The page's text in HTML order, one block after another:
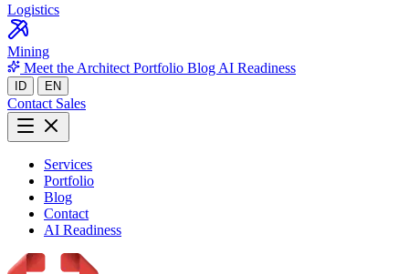
Logistics
Mining
Meet the Architect Portfolio Blog AI Readiness
ID EN
Contact Sales
Services
Portfolio
Blog
Contact
AI Readiness